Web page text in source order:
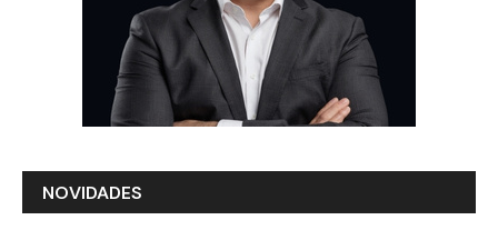
NOVIDADES